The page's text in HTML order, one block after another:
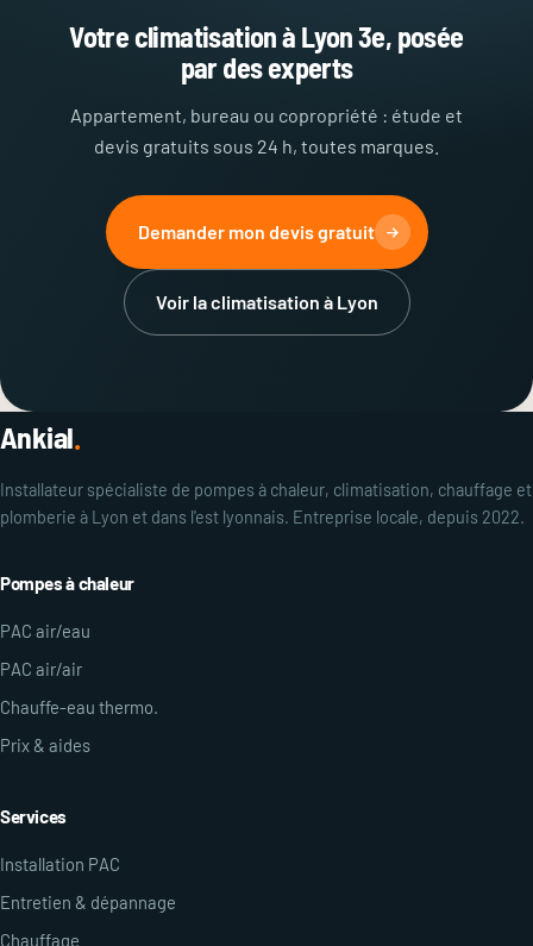
Votre climatisation à Lyon 3e, posée
par des experts
Appartement, bureau ou copropriété : étude et
devis gratuits sous 24 h, toutes marques.
Demander mon devis gratuit
Voir la climatisation à Lyon
Ankial.
Installateur spécialiste de pompes à chaleur, climatisation, chauffage et
plomberie à Lyon et dans l'est lyonnais. Entreprise locale, depuis 2022.
Pompes à chaleur
PAC air/eau
PAC air/air
Chauffe-eau thermo.
Prix & aides
Services
Installation PAC
Entretien & dépannage
Chauffage